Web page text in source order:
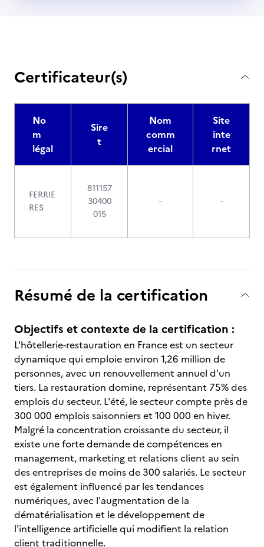
Certificateur(s)
No
m
légal
Sire
t
Nom
comm
ercial
Site
inte
rnet
FERRIE
RES
811157
30400
015
- -
Résumé de la certification
Objectifs et contexte de la certification :
L'hôtellerie-restauration en France est un secteur
dynamique qui emploie environ 1,26 million de
personnes, avec un renouvellement annuel d'un
tiers. La restauration domine, représentant 75% des
emplois du secteur. L'été, le secteur compte près de
300 000 emplois saisonniers et 100 000 en hiver.
Malgré la concentration croissante du secteur, il
existe une forte demande de compétences en
management, marketing et relations client au sein
des entreprises de moins de 300 salariés. Le secteur
est également influencé par les tendances
numériques, avec l'augmentation de la
dématérialisation et le développement de
l'intelligence artificielle qui modifient la relation
client traditionnelle.